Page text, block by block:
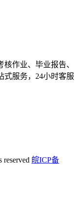
作业、毕业报告、
式服务，24小时客服
皖ICP备